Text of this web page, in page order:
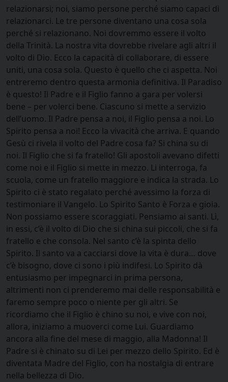
relazionarsi; noi, siamo persone perché siamo capaci di
relazionarci. Le tre persone diventano una cosa sola
perché si relazionano. Noi dovremmo essere il volto
della Trinità. La nostra vita dovrebbe rivelare agli altri il
volto di Dio. Ecco la capacità di collaborare, di essere
uniti, una cosa sola. Questo è quello che ci aspetta. Noi
entreremo dentro questa armonia definitiva. Il Paradiso
è questo! Il Padre e il Figlio fanno a gara per volersi
bene – per volerci bene. Ciascuno si mette a servizio
dell’uomo. Il Padre pensa a noi, il Figlio pensa a noi. Lo
Spirito pensa a noi! Ecco la vivacità che arriva. E quando
Gesù ci rivela il volto del Padre cosa fa? Si china su di
noi. Il Figlio che si fa fratello! Gli apostoli avevano difetti
come noi e il Figlio si mette in mezzo. Li interroga, fa
scuola, come un fratello maggiore e indica la strada. Lo
Spirito ci è stato regalato perché avessimo la forza di
testimoniare il Vangelo. Lo Spirito Santo è Forza e gioia.
Non possiamo essere scoraggiati. Pensiamo ai santi. Lì,
in essi, c’è il volto di Dio che si china sui piccoli, che si fa
fratello e che consola. Nel santo c’è la spinta dello
Spirito. Il santo va a cacciarsi dove la vita è dura… dove
c’è bisogno, dove ci sono i più indifesi. Lo Spirito dà
entusiasmo per impegnarci in prima persona,
altrimenti non ci prenderemo mai delle responsabilità e
faremo sempre poco o niente per gli altri. Se
ricordiamo che il Figlio è chino su noi, e vive con noi,
allora, iniziamo a muoverci come Lui. Guardiamo
ancora alla fine del mese di maggio, alla Madonna! Il
Padre si è chinato su di Lei per mezzo dello Spirito. Ed è
diventata Madre del Figlio, con ha nostalgia di entrare
nella bellezza di Dio.